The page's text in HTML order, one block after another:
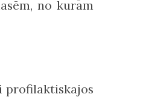
no kurām
profilaktiskajos